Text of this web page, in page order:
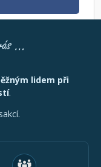
lidem při
.